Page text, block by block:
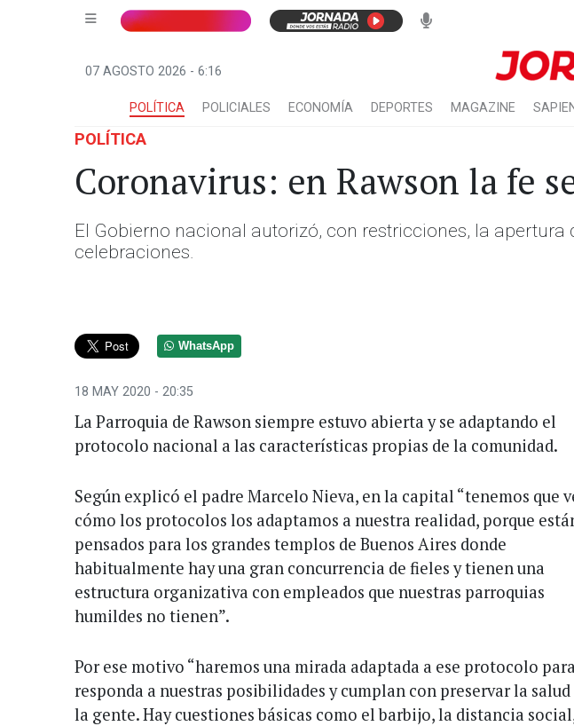
07 AGOSTO 2026 - 6:16
POLÍTICA POLICIALES ECONOMÍA DEPORTES MAGAZINE
POLÍTICA
Coronavirus: en Rawson la fe
El Gobierno nacional autorizó, con restricciones, la
celebraciones.
WhatsApp
18 MAY 2020 - 20:35
La Parroquia de Rawson siempre estuvo abierta y se adaptando el
protocolo nacional a las características propias de la comunidad.
Según explicó el padre Marcelo Nieva, en la capital “tenemos que
cómo los protocolos los adaptamos a nuestra realidad, porque
pensados para los grandes templos de Buenos Aires donde
habitualmente hay una gran concurrencia de fieles y tienen una
estructura organizativa con empleados que nuestras parroquias
humildes no tienen”.
Por ese motivo “haremos una mirada adaptada a ese protocolo
responda a nuestras posibilidades y cumplan con preservar la salud
la gente. Hay cuestiones básicas como el barbijo, la distancia